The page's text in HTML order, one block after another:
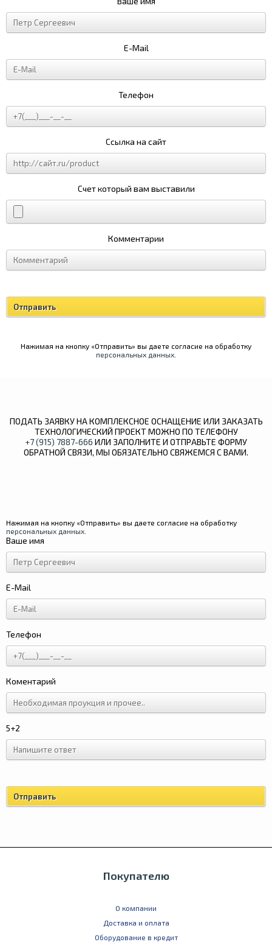
E-Mail
Телефон
Ссылка на сайт
Счет который вам выставили
Комментарии
Нажимая на кнопку «Отправить» вы даете согласие на обработку
персональных данных
ПОДАТЬ ЗАЯВКУ НА КОМПЛЕКСНОЕ ОСНАЩЕНИЕ ИЛИ ЗАКАЗАТЬ
ТЕХНОЛОГИЧЕСКИЙ ПРОЕКТ МОЖНО ПО ТЕЛЕФОНУ
+7 (915) 7887-666 ИЛИ ЗАПОЛНИТЕ И ОТПРАВЬТЕ ФОРМУ
ОБРАТНОЙ СВЯЗИ, МЫ ОБЯЗАТЕЛЬНО СВЯЖЕМСЯ С ВАМИ.
Ваше имя
E-Mail
Телефон
Коментарий
5+2
Нажимая на кнопку «Отправить» вы даете согласие на обработку
персональных данных
Покупателю
О компании
Доставка и оплата
Оборудование в кредит